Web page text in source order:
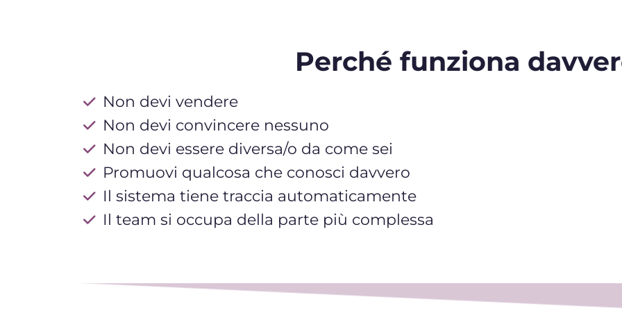
Perché funziona
Non devi vendere
Non devi convincere nessuno
Non devi essere diversa/o da come sei
Promuovi qualcosa che conosci davvero
Il sistema tiene traccia automaticamente
Il team si occupa della parte più complessa